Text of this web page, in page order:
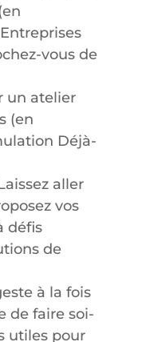
vous de
un atelier
(en
Déjà-
aller
vos
défis
de
à la fois
de faire soi-
utiles pour